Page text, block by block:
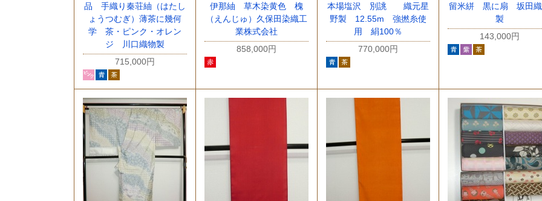
品 手織り秦荘紬（はたし
ょうつむぎ）薄茶に幾何
学 茶・ピンク・オレン
ジ 川口織物製
715,000円
伊那紬 草木染黄色 槐
（えんじゅ）久保田染織工
業株式会社
858,000円
本場塩沢 別誂 織元星
野製 12.55m 強撚糸使
用 絹100％
770,000円
留米絣 黒に扇 坂田
製
143,000円